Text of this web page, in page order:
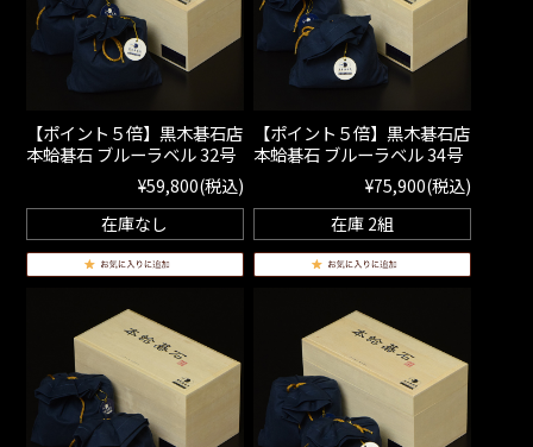
【ポイント５倍】黒木碁石店
本蛤碁石 ブルーラベル 32号
¥59,800(税込)
在庫なし
【ポイント５倍】黒木碁石店
本蛤碁石 ブルーラベル 34号
¥75,900(税込)
在庫 2組